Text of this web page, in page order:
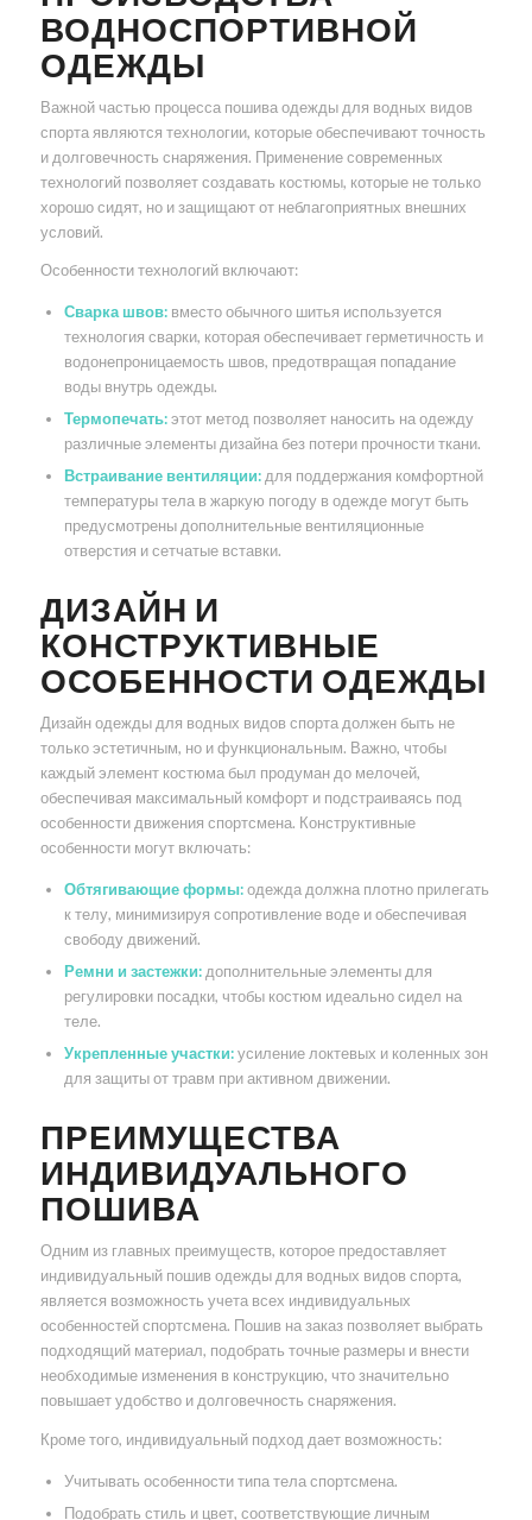
ВОДНОСПОРТИВНОЙ
ОДЕЖДЫ
Важной частью процесса пошива одежды для водных видов
спорта являются технологии, которые обеспечивают точность
и долговечность снаряжения. Применение современных
технологий позволяет создавать костюмы, которые не только
хорошо сидят, но и защищают от неблагоприятных внешних
условий.
Особенности технологий включают:
Сварка швов:вместо обычного шитья используется
технология сварки, которая обеспечивает герметичность и
водонепроницаемость швов, предотвращая попадание
воды внутрь одежды.
Термопечать:этот метод позволяет наносить на одежду
различные элементы дизайна без потери прочности ткани.
Встраивание вентиляции:для поддержания комфортной
температуры тела в жаркую погоду в одежде могут быть
предусмотрены дополнительные вентиляционные
отверстия и сетчатые вставки.
ДИЗАЙН И
КОНСТРУКТИВНЫЕ
ОСОБЕННОСТИ ОДЕЖДЫ
Дизайн одежды для водных видов спорта должен быть не
только эстетичным, но и функциональным. Важно, чтобы
каждый элемент костюма был продуман до мелочей,
обеспечивая максимальный комфорт и подстраиваясь под
особенности движения спортсмена. Конструктивные
особенности могут включать:
Обтягивающие формы:одежда должна плотно прилегать
к телу, минимизируя сопротивление воде и обеспечивая
свободу движений.
Ремни и застежки:дополнительные элементы для
регулировки посадки, чтобы костюм идеально сидел на
теле.
Укрепленные участки:усиление локтевых и коленных зон
для защиты от травм при активном движении.
ПРЕИМУЩЕСТВА
ИНДИВИДУАЛЬНОГО
ПОШИВА
Одним из главных преимуществ, которое предоставляет
индивидуальный пошив одежды для водных видов спорта,
является возможность учета всех индивидуальных
особенностей спортсмена. Пошив на заказ позволяет выбрать
подходящий материал, подобрать точные размеры и внести
необходимые изменения в конструкцию, что значительно
повышает удобство и долговечность снаряжения.
Кроме того, индивидуальный подход дает возможность:
Учитывать особенности типа тела спортсмена.
Подобрать стиль и цвет, соответствующие личным